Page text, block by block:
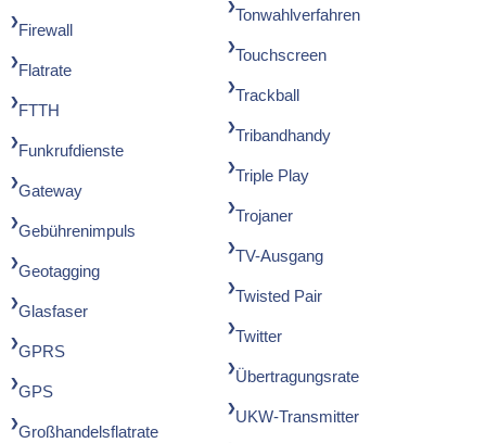
Firewall
Flatrate
FTTH
Funkrufdienste
Gateway
Gebührenimpuls
Geotagging
Glasfaser
GPRS
GPS
Großhandelsflatrate
Tonwahlverfahren
Touchscreen
Trackball
Tribandhandy
Triple Play
Trojaner
TV-Ausgang
Twisted Pair
Twitter
Übertragungsrate
UKW-Transmitter